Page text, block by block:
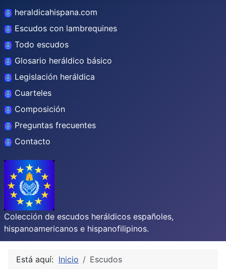
heraldicahispana.com
Escudos con lambrequines
Todo escudos
Glosario heráldico básico
Legislación heráldica
Cuarteles
Composición
Preguntas frecuentes
Contacto
Colección de escudos heráldicos españoles,
hispanoamericanos e hispanofilipinos.
Está aquí: Inicio Escudos